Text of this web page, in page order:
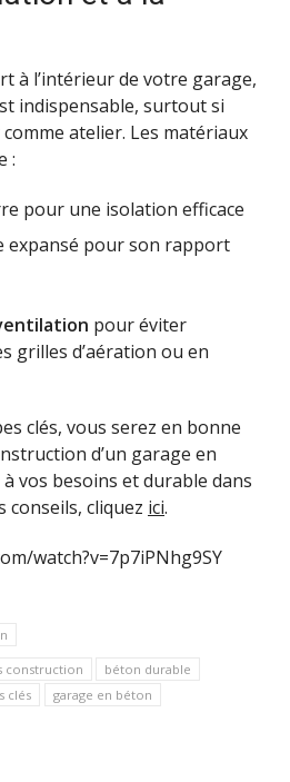
à l’intérieur de votre garage,
indispensable, surtout si
atelier. Les matériaux
:
pour une isolation efficace
expansé pour son rapport
pour éviter
grilles d’aération ou en
clés, vous serez en bonne
d’un garage en
vos besoins et durable dans
conseils, cliquez ici.
watch?v=7p7iPNhg9SY
construction
béton durable
clés garage en béton